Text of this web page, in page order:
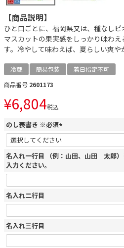
【商品説明】
ひと口ごとに、福岡県又は、種なし
マスカットの果実感をしっかり味わ
す。冷やして味わえば、夏らしい爽や
冷蔵 簡易包装
着日指定不可
商品番号 2601173
¥6,804税込
のし表書き ※必須
(
必
須
名入れ一行目 （例：山田、山田 太郎
入力ください。
名入れ二行目
名入れ三行目